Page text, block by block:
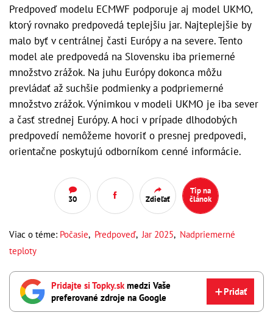
Predpoveď modelu ECMWF podporuje aj model UKMO,
ktorý rovnako predpovedá teplejšiu jar. Najteplejšie by
malo byť v centrálnej časti Európy a na severe. Tento
model ale predpovedá na Slovensku iba priemerné
množstvo zrážok. Na juhu Európy dokonca môžu
prevládať až suchšie podmienky a podpriemerné
množstvo zrážok. Výnimkou v modeli UKMO je iba sever
a časť strednej Európy. A hoci v prípade dlhodobých
predpovedí nemôžeme hovoriť o presnej predpovedi,
orientačne poskytujú odborníkom cenné informácie.
30 Zdieľať
Tip na
článok
Viac o téme: Počasie, Predpoveď,Jar 2025, Nadpriemerné
teploty
Pridajte si Topky.sk medzi Vaše
preferované zdroje na Google
Pridať